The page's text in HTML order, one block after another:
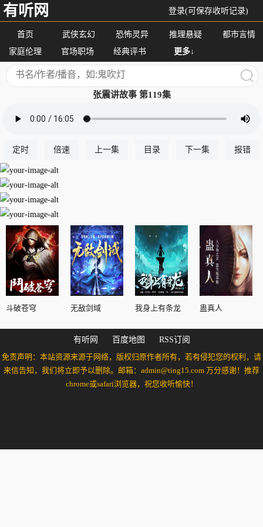
有听网 登录(可保存收听记录)
首页 武侠玄幻 恐怖灵异 推理悬疑
都市言情
家庭伦理
官场职场 经典评书 更多↓
张震讲故事 第119集
定时 倍速 上一集 目录 下一集 报错
斗破苍穹 无敌剑域 我身上有条龙 蛊真人
有听网 百度地图
RSS订阅
免责声明：本站资源来源于网络，版权归原作者所有，若有侵犯您的权利，请
来信告知，我们将立即予以删除。邮箱：admin@ting15.com 万分感谢！推荐
chrome或safari浏览器，祝您收听愉快！